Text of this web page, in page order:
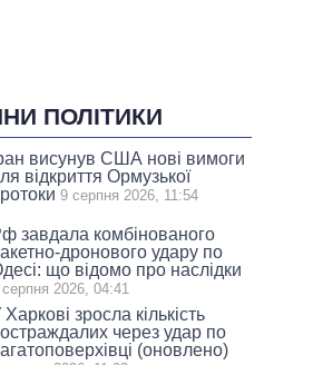
ПОЛІТИКИ
висунув США нові вимоги
відкриття Ормузької
9 серпня 2026, 11:54
завдала комбінованого
дронового удару по
що відомо про наслідки
2026, 04:41
Харкові зросла кількість
через удар по
(оновлено)